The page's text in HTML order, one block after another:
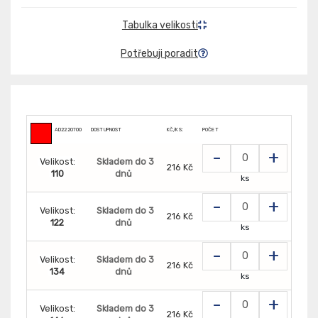
Tabulka velikosti
Potřebuji poradit
AD2220700 DOSTUPNOST KČ/KS: POČET
Velikost:
110
Skladem do 3
dnů
216 Kč - +
ks
Velikost:
122
Skladem do 3
dnů
216 Kč - +
ks
Velikost:
134
Skladem do 3
dnů
216 Kč - +
ks
Velikost:
Skladem do 3
216 Kč - +